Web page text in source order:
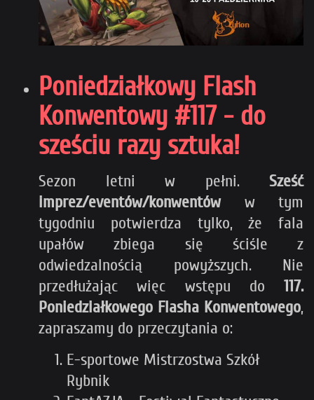
Poniedziałkowy Flash
Konwentowy #117 - do
sześciu razy sztuka!
Sezon letni w pełni. Sześć
imprez/eventów/konwentóww tym
tygodniu potwierdza tylko, że fala
upałów zbiega się ściśle z
odwiedzalnością powyższych. Nie
przedłużając więc wstępu do 117.
Poniedziałkowego Flasha Konwentowego,
zapraszamy do przeczytania o:
E-sportowe Mistrzostwa Szkół
Rybnik